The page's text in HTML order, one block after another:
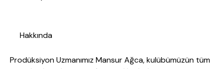
Hakkında
Prodüksiyon Uzmanımız Mansur Ağca, kulübümüzün tüm